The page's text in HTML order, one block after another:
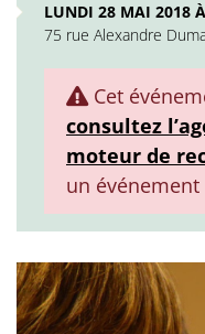
LUNDI 28 MAI 2018
75 rue Alexandre
Cet
consultez
moteur de
un événement